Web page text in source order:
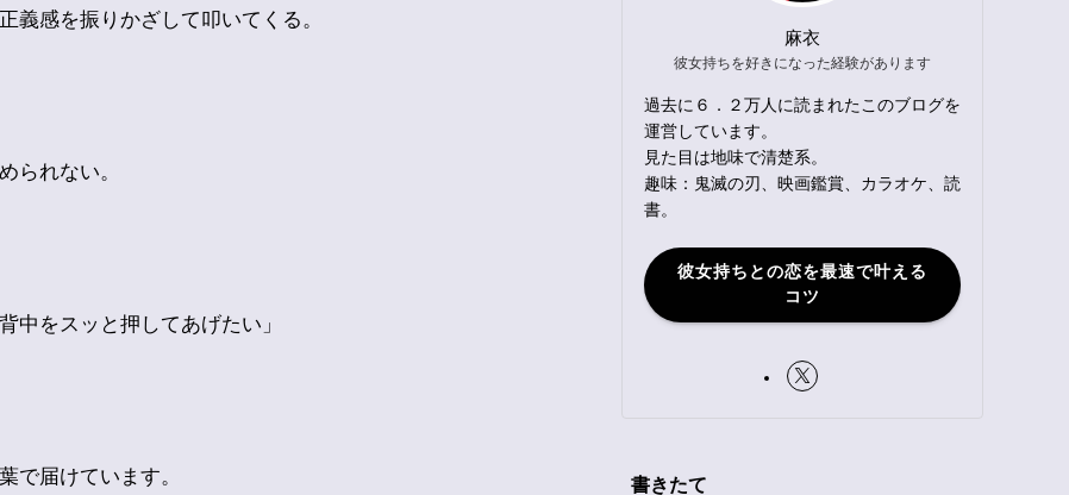
義感を振りかざして叩いてくる。
られない。
中をスッと押してあげたい」
で届けています。
麻衣
彼女持ちを好きになった経験があります
過去に６．２万人に読まれたこのブログを
運営しています。
見た目は地味で清楚系。
趣味：鬼滅の刃、映画鑑賞、カラオケ、読
書。
彼女持ちとの恋を最速で叶える
コツ
書きたて